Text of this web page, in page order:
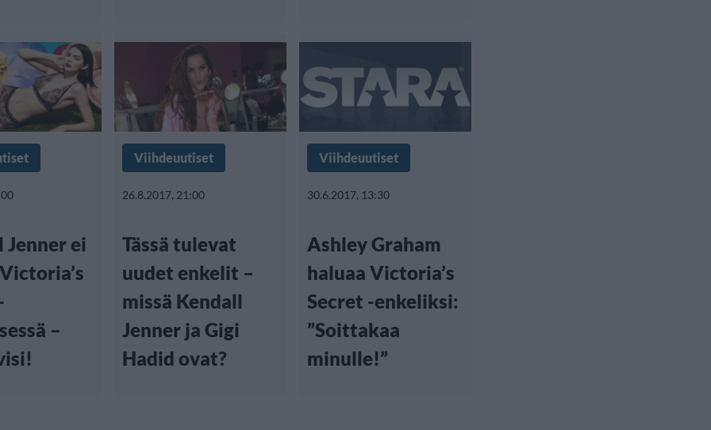
Jenner ei
–
Viihdeuutiset
26.8.2017, 21:00
Tässä tulevat
uudet enkelit –
missä Kendall
Jenner ja Gigi
Hadid ovat?
Viihdeuutiset
30.6.2017, 13:30
Ashley Graham
haluaa Victoria’s
Secret -enkeliksi:
”Soittakaa
minulle!”